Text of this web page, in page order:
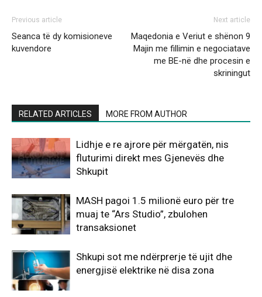
Previous article
Seanca të dy komisioneve
kuvendore
Next article
Maqedonia e Veriut e shënon 9
Majin me fillimin e negociatave
me BE-në dhe procesin e
skriningut
RELATED ARTICLES MORE FROM AUTHOR
Lidhje e re ajrore për mërgatën, nis
fluturimi direkt mes Gjenevës dhe
Shkupit
MASH pagoi 1.5 milionë euro për tre
muaj te “Ars Studio”, zbulohen
transaksionet
Shkupi sot me ndërprerje të ujit dhe
energjisë elektrike në disa zona